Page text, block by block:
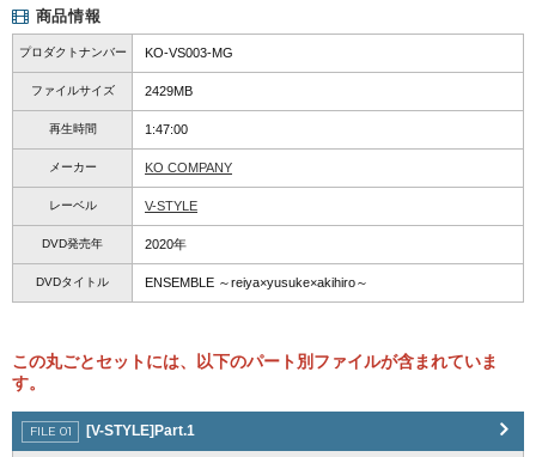
商品情報
プロダクトナンバー KO-VS003-MG
ファイルサイズ 2429MB
再生時間 1:47:00
メーカー KO COMPANY
レーベル V-STYLE
DVD発売年 2020年
DVDタイトル ENSEMBLE ～reiya×yusuke×akihiro～
この丸ごとセットには、以下のパート別ファイルが含まれていま
す。
[V-STYLE]Part.1